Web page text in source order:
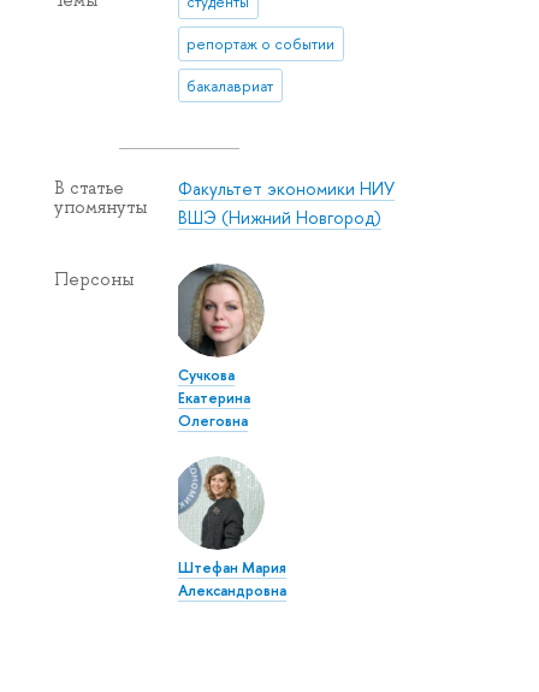
репортаж о событии
бакалавриат
В статье
упомянуты
Факультет экономики НИУ
ВШЭ (Нижний Новгород)
Персоны
Сучкова
Екатерина
Олеговна
Штефан Мария
Александровна